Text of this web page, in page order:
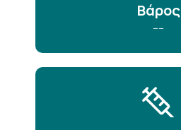
Βάρος
----